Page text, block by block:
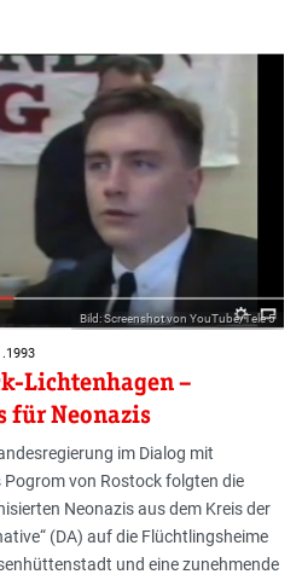
Bild: Screenshot von YouTube/Tele 5
Lichtenhagen –
für Neonazis
im Dialog mit
Pogrom von Rostock folgten die
Neonazis aus dem Kreis der
(DA) auf die Flüchtlingsheime
und eine zunehmende